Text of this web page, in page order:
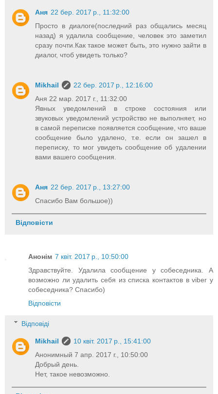
Аня 22 бер. 2017 р., 11:32:00
Просто в диалоге(последний раз общались месяц
назад) я удалила сообщение, человек это заметил
сразу почти.Как такое может быть, это нужно зайти в
диалог, чтоб увидеть только?
Mikhail
22 бер. 2017 р., 12:16:00
Аня 22 мар. 2017 г., 11:32:00
Явных уведомлений в строке состояния или
звуковых уведомлений устройство не выполняет, но
в самой переписке появляется сообщение, что ваше
сообщение было удалено, т.е. если он зашел в
переписку, то мог увидеть сообщение об удалении
вами вашего сообщения.
Аня 22 бер. 2017 р., 13:27:00
Спасибо Вам большое))
Відповісти
Анонім 7 квіт. 2017 р., 10:50:00
Здравствуйте. Удалила сообщение у собеседника. А
возможно ли удалить себя из списка контактов в viber у
собеседника? Спасибо)
Відповісти
Відповіді
Mikhail
10 квіт. 2017 р., 15:41:00
Анонимный 7 апр. 2017 г., 10:50:00
Добрый день.
Нет, такое невозможно.